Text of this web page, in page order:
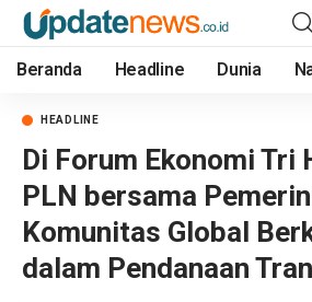
Beranda Headline Dunia
HEADLINE
Di Forum Ekonomi Tri
PLN bersama
Komunitas Global
dalam Pendanaan